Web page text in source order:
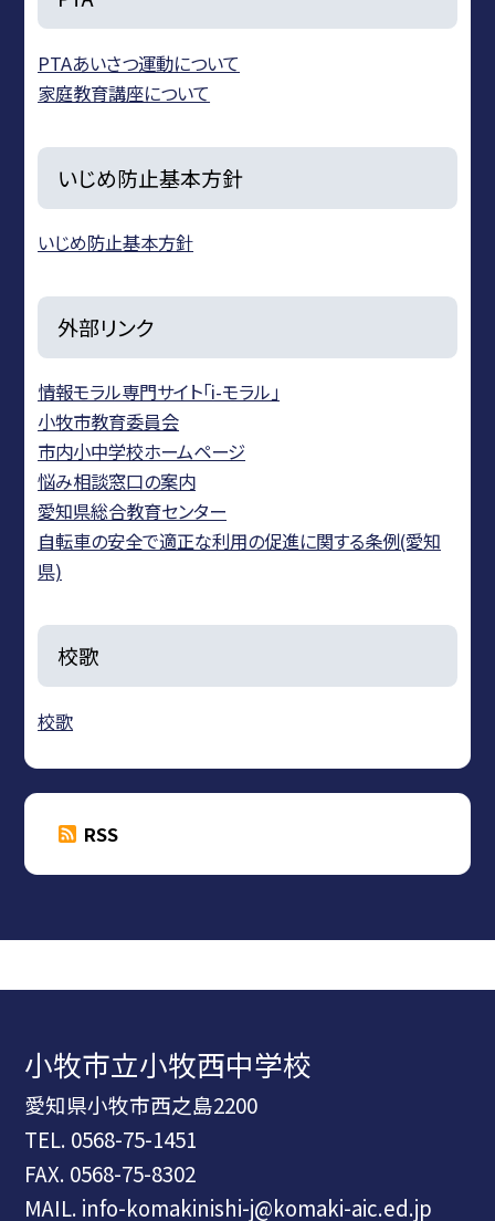
PTAあいさつ運動について
家庭教育講座について
いじめ防止基本方針
いじめ防止基本方針
外部リンク
情報モラル専門サイト「i-モラル」
小牧市教育委員会
市内小中学校ホームページ
悩み相談窓口の案内
愛知県総合教育センター
自転車の安全で適正な利用の促進に関する条例(愛知
県)
校歌
校歌
RSS
小牧市立小牧西中学校
愛知県小牧市西之島2200
TEL. 0568-75-1451
FAX. 0568-75-8302
MAIL. info-komakinishi-j@komaki-aic.ed.jp